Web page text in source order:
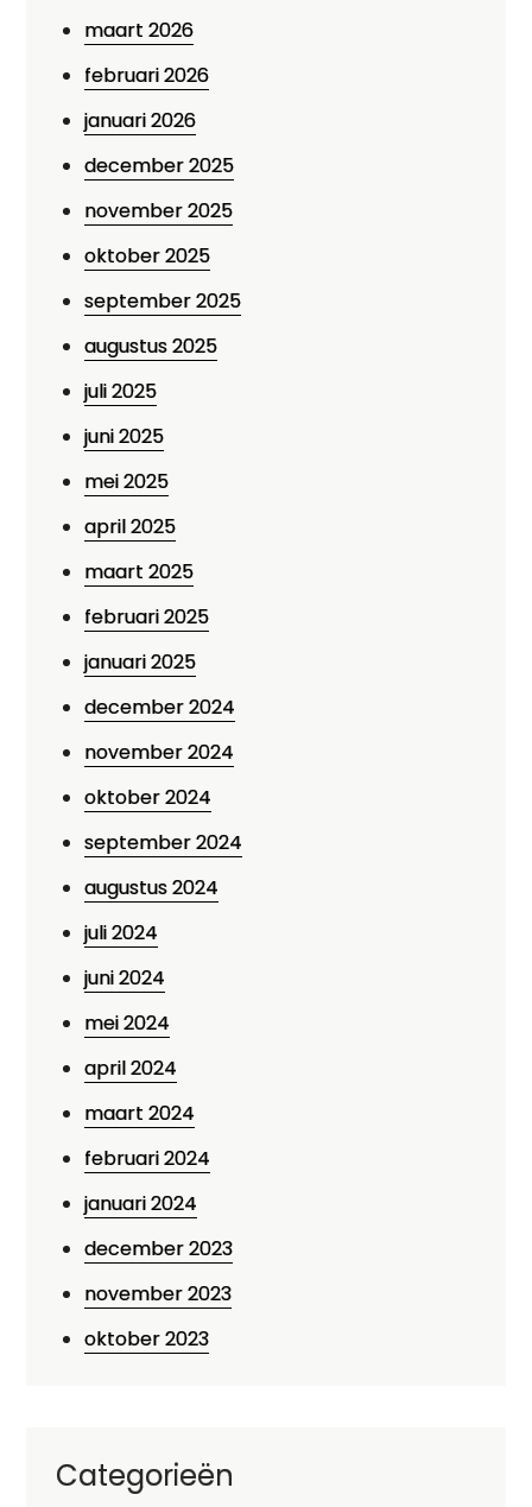
maart 2026
februari 2026
januari 2026
december 2025
november 2025
oktober 2025
september 2025
augustus 2025
juli 2025
juni 2025
mei 2025
april 2025
maart 2025
februari 2025
januari 2025
december 2024
november 2024
oktober 2024
september 2024
augustus 2024
juli 2024
juni 2024
mei 2024
april 2024
maart 2024
februari 2024
januari 2024
december 2023
november 2023
oktober 2023
Categorieën